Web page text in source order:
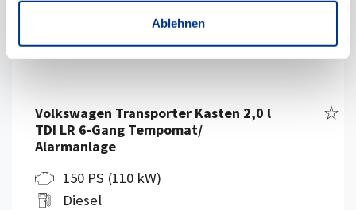
Ablehnen
Volkswagen Transporter Kasten 2,0 l
TDI LR 6-Gang Tempomat/
Alarmanlage
150 PS (110 kW)
Diesel